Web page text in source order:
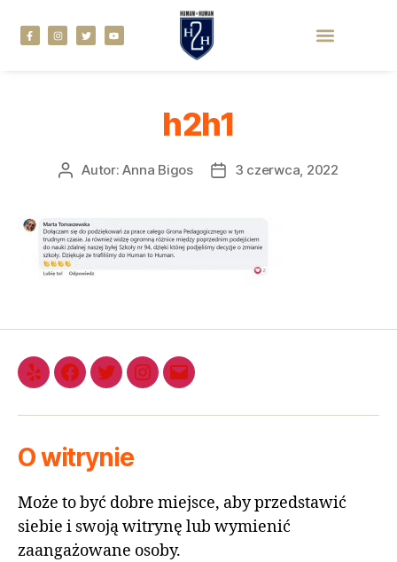
h2h1
Autor:Anna Bigos 3 czerwca, 2022
O witrynie
Może to być dobre miejsce, aby przedstawić
siebie i swoją witrynę lub wymienić
zaangażowane osoby.